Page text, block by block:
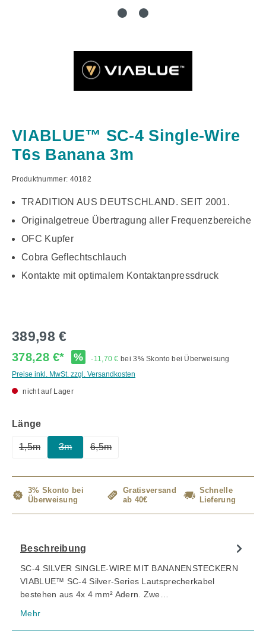
VIABLUE™ SC-4 Single-Wire
T6s Banana 3m
Produktnummer: 40182
TRADITION AUS DEUTSCHLAND. SEIT 2001.
Originalgetreue Übertragung aller Frequenzbereiche
OFC Kupfer
Cobra Geflechtschlauch
Kontakte mit optimalem Kontaktanpressdruck
389,98 €
378,28 €* % -11,70 € bei 3% Skonto bei Überweisung
Preise inkl. MwSt. zzgl. Versandkosten
nicht auf Lager
Längeauswählen
1,5m
(Diese Option ist zurzeit nicht verfügbar.)
3m
(Diese Option ist zurzeit nicht verfügbar.)
6,5m
3% Skonto bei
Überweisung
Gratisversand
ab 40€
Schnelle
Lieferung
Beschreibung
SC-4 SILVER SINGLE-WIRE MIT BANANENSTECKERN
VIABLUE™ SC-4 Silver-Series Lautsprecherkabel
bestehen aus 4x 4 mm² Adern. Zwe…
Mehr